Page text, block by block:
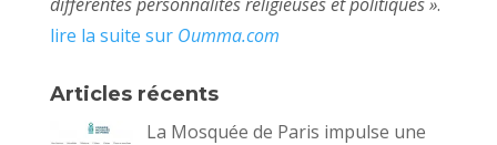
lire la suite sur Oumma.com
Articles récents
La Mosquée de Paris impulse une